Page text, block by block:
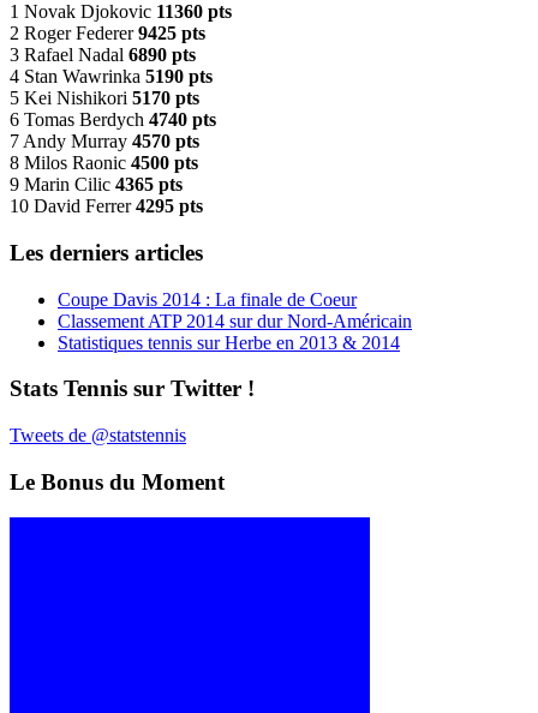
1 Novak Djokovic 11360 pts
2 Roger Federer9425 pts
3 Rafael Nadal 6890 pts
4 Stan Wawrinka 5190 pts
5 Kei Nishikori 5170 pts
6 Tomas Berdych 4740 pts
7 Andy Murray 4570 pts
8 Milos Raonic 4500 pts
9 Marin Cilic 4365 pts
10 David Ferrer4295 pts
Les derniers articles
Coupe Davis 2014 : La finale de Coeur
Classement ATP 2014 sur dur Nord-Américain
Statistiques tennis sur Herbe en 2013 & 2014
Stats Tennis sur Twitter !
Tweets de @statstennis
Le Bonus du Moment